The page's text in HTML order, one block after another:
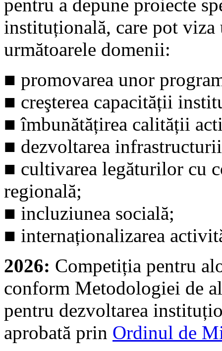
pentru a depune proiecte
instituțională, care pot
următoarele domenii:
■ promovarea unor
■ creşterea capacității
■ îmbunătățirea calității
■ dezvoltarea
■ cultivarea legăturilor cu
regională;
■ incluziunea socială;
■ internaționalizarea
2026: Competiția pentru
conform Metodologiei de
pentru dezvoltarea
aprobată prin Ordinul de